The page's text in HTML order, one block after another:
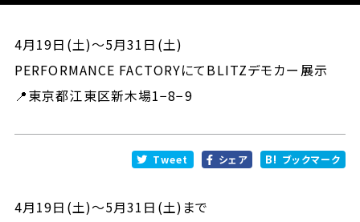
4月19日(土)〜5月31日(土)
PERFORMANCE FACTORYにてBLITZデモカー展示
📍東京都江東区新木場1−8−9
Tweet シェア ブックマーク
4月19日(土)〜5月31日(土)まで